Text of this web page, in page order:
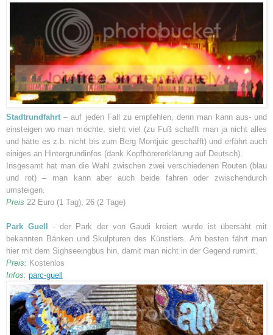
Stadtrundfahrt – auf jeden Fall zu empfehlen, denn man kann aus- und
einsteigen wo man möchte, sieht viel (zu Fuß schafft man ja nicht alles
und hätte es z.b. nicht bis zum Berg Montjuic geschafft) und erfährt auch
einiges an Hintergrundinfos (dank Kopfhörererklärung auf Deutsch).
Insgesamt hat man die Wahl zwischen zwei verschiedenen Routen (blau
und rot) – man kann aber auch beide fahren oder zwischendurch
umsteigen.
Preis 22 Euro (1 Tag), 26 (2 Tage)
Park Guell - der Park der von Gaudi kreiert wurde ist übersäht mit
bekannten Bänken und Skulpturen des Künstlers. Am besten fährt man
hier mit dem Sighseeingbus hin, damit man nicht in der Gegend rumirrt.
Preis: Kostenlos
Infos: parc-guell